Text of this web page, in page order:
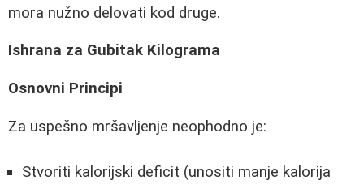
mora nužno delovati kod druge.
Ishrana za Gubitak Kilograma
Osnovni Principi
Za uspešno mršavljenje neophodno je:
Stvoriti kalorijski deficit (unositi manje kalorija